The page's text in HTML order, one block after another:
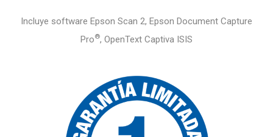
Incluye software Epson Scan 2, Epson Document Capture
Pro®, OpenText Captiva ISIS